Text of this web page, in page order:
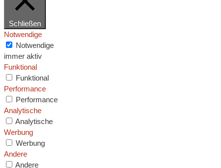
Schließen
Notwendige
Notwendige
immer aktiv
Funktional
Funktional
Performance
Performance
Analytische
Analytische
Werbung
Werbung
Andere
Andere